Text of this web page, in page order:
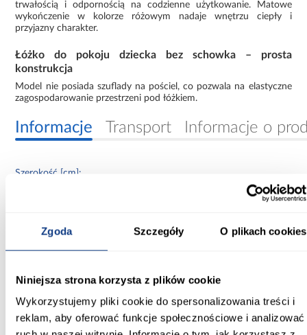
Zgoda Szczegóły O plikach cookies
Niniejsza strona korzysta z plików cookie
Wykorzystujemy pliki cookie do spersonalizowania treści i
reklam, aby oferować funkcje społecznościowe i analizować
trwałością i odpornością na codzienne użytkowanie. Matowe
wykończenie w kolorze różowym nadaje wnętrzu ciepły i
przyjazny charakter.
Łóżko do pokoju dziecka bez schowka – prosta
konstrukcja
Model nie posiada szuflady na pościel, co pozwala na elastyczne
zagospodarowanie przestrzeni pod łóżkiem.
Informacje Transport Informacje o
Szerokość [cm]:
144.00
65.00
Powierzchnia spania [cm]:
80x140